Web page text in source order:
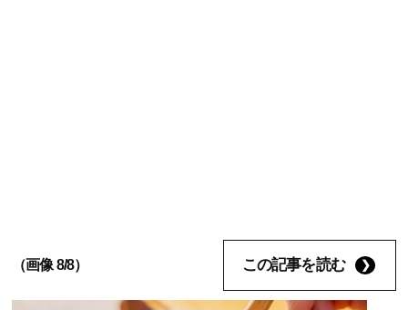
（画像 8/8） この記事を読む